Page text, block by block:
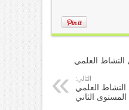
العلمي
التالي:
العلمي
المستوى الثاني